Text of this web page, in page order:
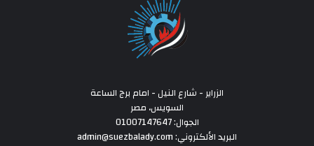
الزراير - شارع النيل - امام برج الساعة
السويس، مصر
الجوال: 01007147647
البريد الألكتروني: admin@suezbalady.com